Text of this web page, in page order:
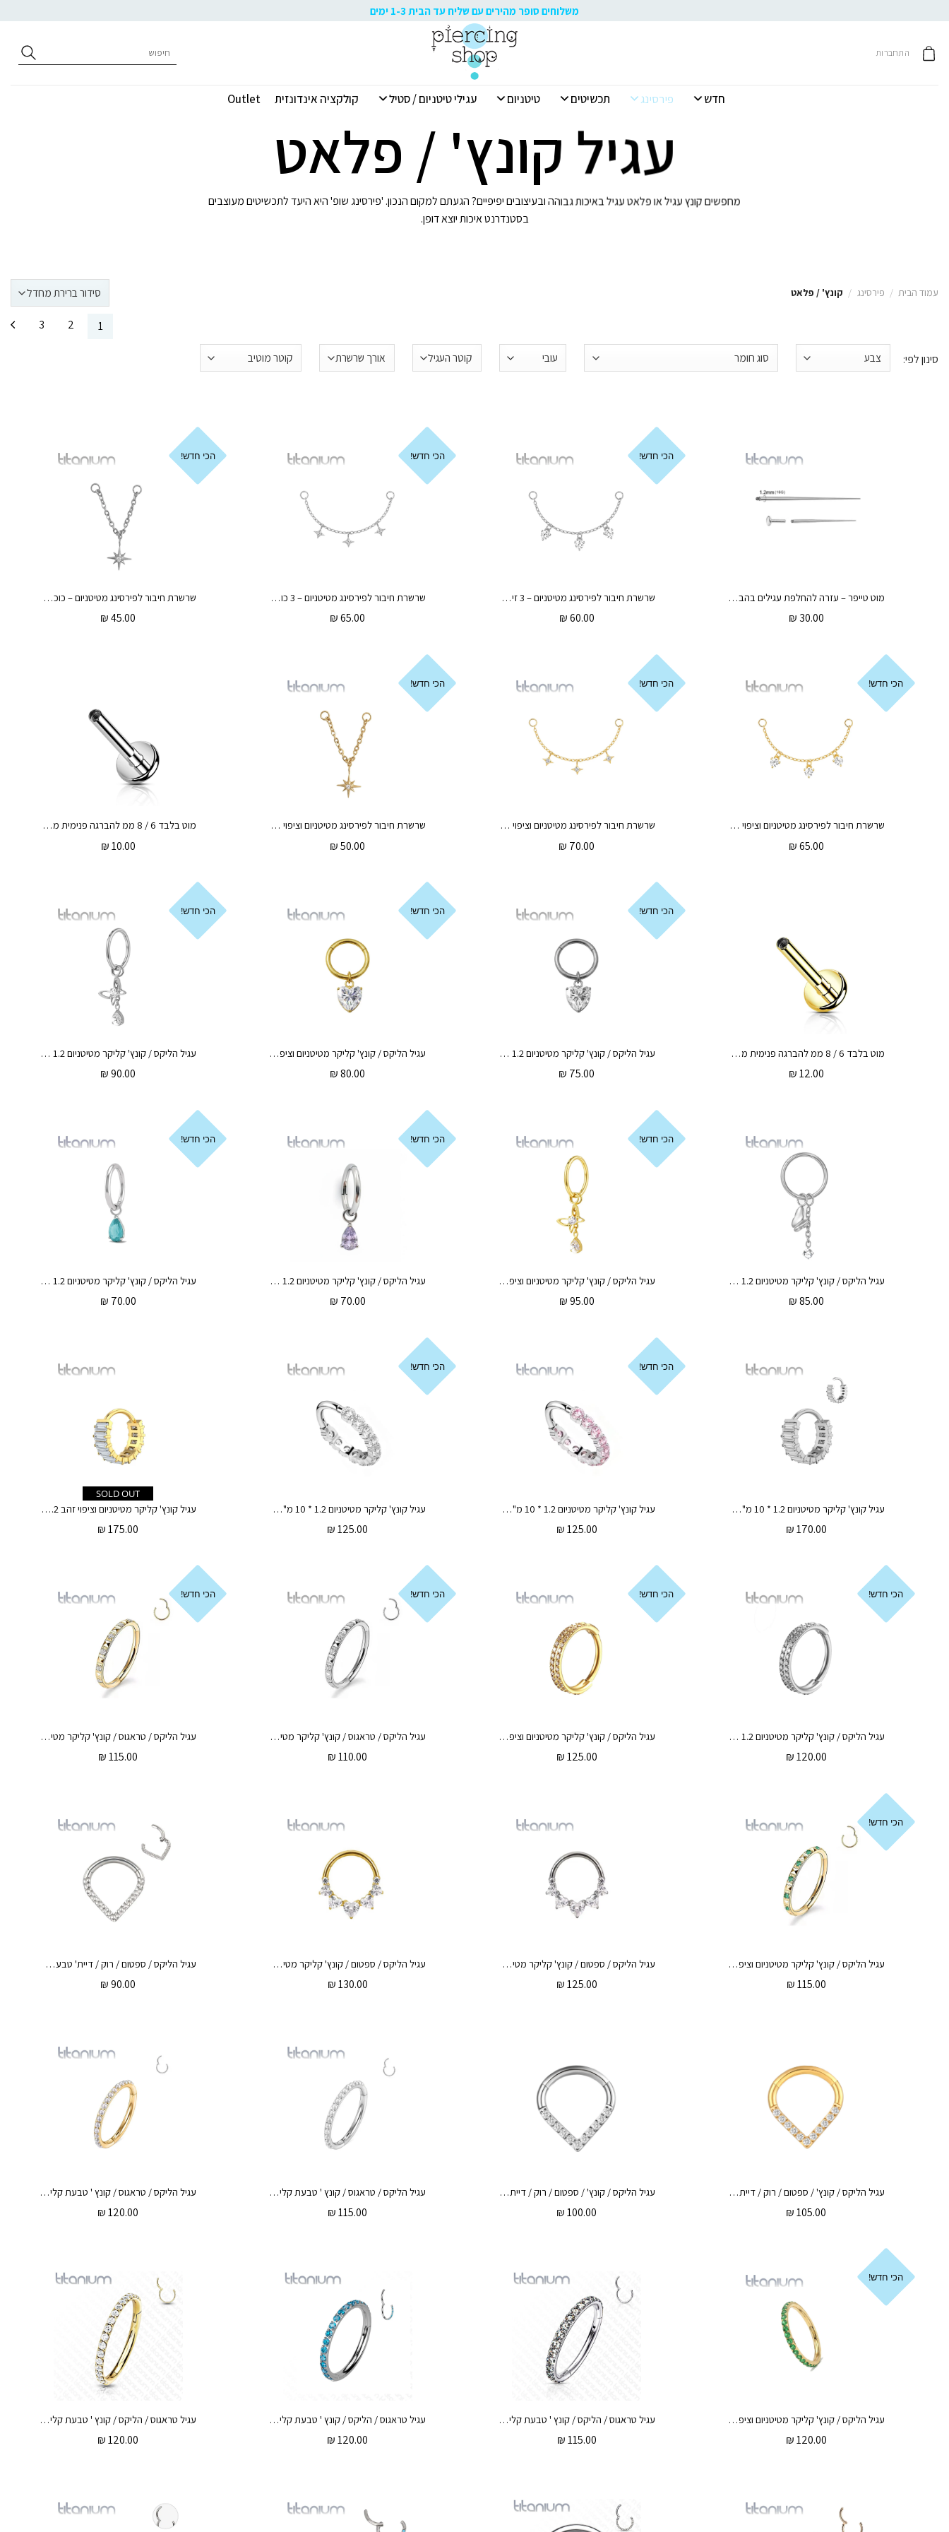
to
content
משלוחים סופר מהירים עם שליח עד הבית 1-3 ימים
התחברות
חדש פירסינג תכשיטים טיטניום עגילי טיטניום / סטיל קולקציה אינדונזית Outlet
עגיל קונץ' / פלאט
מחפשים קונץ עגיל או פלאט עגיל באיכות גבוהה ובעיצובים יפיפיים? הגעתם למקום הנכון. 'פירסינג שופ' היא היעד לתכשיטים מעוצבים
בסטנדרנט איכות יוצא דופן.
עמוד הבית / פירסינג / קונץ' / פלאט
1
2
3
מוט טייפר – עזרה להחלפת עגילים בהברגה פנימית – מתאים לעגילי הטיטניום בהברגה בלבד
30.00
₪
הכי חדש!
שרשרת חיבור לפירסינג מטיטניום – 3 זירקונים לבנים
60.00
₪
הכי חדש!
שרשרת חיבור לפירסינג מטיטניום – 3 כוכבים וקריסטלים לבנים
65.00
₪
הכי חדש!
שרשרת חיבור לפירסינג מטיטניום – כוכב הצפון וקריסטל לבן
45.00
₪
הכי חדש!
שרשרת חיבור לפירסינג מטיטניום וציפוי זהב – 3 זירקונים לבנים
65.00
₪
הכי חדש!
שרשרת חיבור לפירסינג מטיטניום וציפוי זהב – 3 כוכבים וקריסטלים לבנים
70.00
₪
הכי חדש!
שרשרת חיבור לפירסינג מטיטניום וציפוי זהב – כוכב הצפון וקריסטל לבן
50.00
₪
מוט בלבד 6 / 8 ממ להברגה פנימית מטיטניום – מתאים לעגילי הטיטניום בלבד
10.00
₪
מוט בלבד 6 / 8 ממ להברגה פנימית מטיטניום וציפוי זהב – מתאים לעגילי הטיטניום בלבד
12.00
₪
הכי חדש!
עגיל הליקס / קונץ' קליקר מטיטניום 1.2 * 12 / 10 / 8 מ"מ זירקוניה לב לבנה
75.00
₪
הכי חדש!
עגיל הליקס / קונץ' קליקר מטיטניום וציפוי זהב 1.2 * 12 / 10 / 8 מ"מ זירקוניה לב לבנה
80.00
₪
הכי חדש!
עגיל הליקס / קונץ' קליקר מטיטניום 1.2 * 10 / 8 מ"מ פרפר נתלה וטיפה לבנה
90.00
₪
עגיל הליקס / קונץ' קליקר מטיטניום 1.2 * 10 / 8 מ"מ פרפר נתלה וקריסטל לבן
85.00
₪
הכי חדש!
עגיל הליקס / קונץ' קליקר מטיטניום וציפוי זהב 1.2 * 10 / 8 מ"מ פרפר נתלה וטיפה לבנה
95.00
₪
הכי חדש!
עגיל הליקס / קונץ' קליקר מטיטניום 1.2 * 12 / 10 / 8 מ"מ טיפה סגולה לבנדר תלויה
70.00
₪
הכי חדש!
עגיל הליקס / קונץ' קליקר מטיטניום 1.2 * 12 / 10 / 8 מ"מ טיפה תכלת אקווה מרין תלויה
70.00
₪
עגיל קונץ' קליקר מטיטניום 1.2 * 10 מ"מ באגטים לבנים
170.00
₪
הכי חדש!
עגיל קונץ' קליקר מטיטניום 1.2 * 10 מ"מ קריסטלים ורודים
125.00
₪
הכי חדש!
עגיל קונץ' קליקר מטיטניום 1.2 * 10 מ"מ קריסטלים לבנים
125.00
₪
SOLD OUT
עגיל קונץ' קליקר מטיטניום וציפוי זהב 1.2 * 10 מ"מ באגטים לבנים
175.00
₪
הכי חדש!
עגיל הליקס / קונץ' קליקר מטיטניום 1.2 * 10 / 12 מ"מ 2 שורות של קריסטלים לבנים
120.00
₪
הכי חדש!
עגיל הליקס / קונץ' קליקר מטיטניום וציפוי זהב 1.2 * 10 / 12 מ"מ 2 שורות של קריסטלים לבנים
125.00
₪
הכי חדש!
עגיל הליקס / טראגוס / קונץ' קליקר מטיטניום 1.2 * 12 / 10 / 8 / 6 מ"מ זירקונים לבנים ופרמידות
110.00
₪
הכי חדש!
עגיל הליקס / טראגוס / קונץ' קליקר מטיטניום וציפוי זהב 1.2 * 12 / 10 / 8 / 6 מ"מ זירקונים לבנים ופרמידות
115.00
₪
הכי חדש!
עגיל הליקס / קונץ' קליקר מטיטניום וציפוי זהב 1.2 * 10 / 8 מ"מ זירקונים ירוקים ופרמידות
115.00
₪
עגיל הליקס / ספטום / קונץ' קליקר מטיטניום 1.2 * 8 / 10 מ"מ זירקונים לבבות לבנים
125.00
₪
עגיל הליקס / ספטום / קונץ' קליקר מטיטניום וציפוי זהב 1.2 * 8 / 10 מ"מ זירקונים לבבות לבנים
130.00
₪
עגיל הליקס / ספטום / רוק / דיית' טבעת טיפה קליקר מטיטניום 1.2 * 8 מ"מ נקודות
90.00
₪
עגיל הליקס / קונץ' / ספטום / רוק / דיית' טבעת טיפה קליקר מטיטניום וציפוי זהב 1.2 * 10 / 8 מ"מ וקריסטלים לבנים
105.00
₪
עגיל הליקס / קונץ' / ספטום / רוק / דיית' טבעת טיפה קליקר מטיטניום 1.2 * 10 / 8 מ"מ וקריסטלים לבנים
100.00
₪
עגיל הליקס / טראגוס / קונץ ' טבעת קליקר מטיטניום 1.2 * 10 / 8 / 6 מ"מ ופנינים לבנות
115.00
₪
עגיל הליקס / טראגוס / קונץ ' טבעת קליקר מטיטניום וציפוי זהב 1.2 * 10 / 8 / 6 מ"מ ופנינים לבנות
120.00
₪
הכי חדש!
עגיל הליקס / קונץ' קליקר מטיטניום וציפוי זהב 1.2 * 10 / 8 מ"מ שורת קריסטלים ירוקים
120.00
₪
עגיל טראגוס / הליקס / קונץ ' טבעת קליקר מטיטניום 1.2 * 12 / 10 / 8 / 6 מ"מ וקריסטלים לבנים
115.00
₪
עגיל טראגוס / הליקס / קונץ ' טבעת קליקר מטיטניום 1.2 * 12 / 10 / 8 / 6 מ"מ קריסטלים תכלת
120.00
₪
עגיל טראגוס / הליקס / קונץ ' טבעת קליקר מטיטניום וציפוי זהב 1.2 * 12 / 10 / 8 / 6 מ"מ וקריסטלים לבנים
120.00
₪